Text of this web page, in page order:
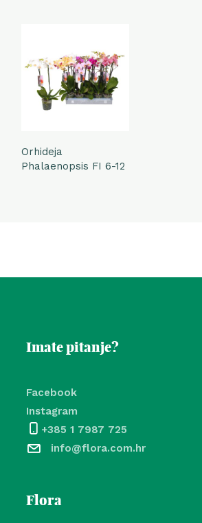
Orhideja
Phalaenopsis FI 6-12
Imate pitanje?
Facebook
Instagram
+385 1 7987 725
info@flora.com.hr
Flora